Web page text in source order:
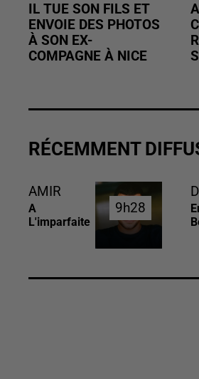
IL TUE SON FILS ET
ENVOIE DES PHOTOS
À SON EX-
COMPAGNE À NICE
RÉCEMMENT
AMIR
A
L'imparfaite
9h28
9h28